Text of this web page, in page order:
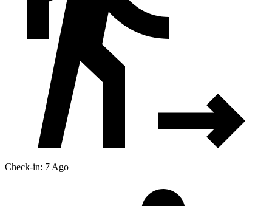
Check-in: 7 Ago